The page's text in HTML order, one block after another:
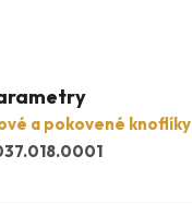
a pokovené knoflíky